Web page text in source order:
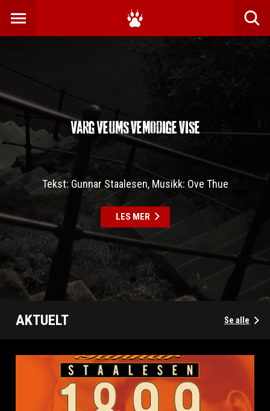
Varg Veums vemodige vise
Tekst: Gunnar Staalesen, Musikk: Ove Thue
LES MER
AKTUELT Se alle